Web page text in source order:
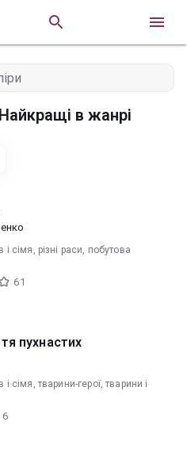
 
в жанрі
і сімя, рiзнi раси, побутова
61
пухнастих
і сімя, тварини-герої, тварини і
6